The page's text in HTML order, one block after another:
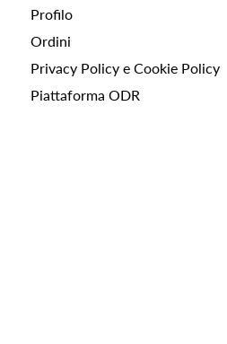
Profilo
Ordini
Privacy Policy e Cookie Policy
Piattaforma ODR